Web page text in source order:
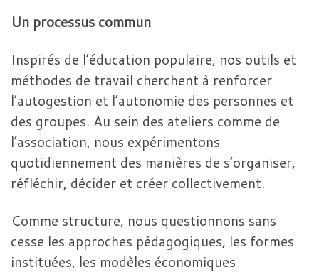
Un processus commun
Inspirés de l’éducation populaire, nos outils et
méthodes de travail cherchent à renforcer
l’autogestion et l’autonomie des personnes et
des groupes. Au sein des ateliers comme de
l’association, nous expérimentons
quotidiennement des manières de s’organiser,
réfléchir, décider et créer collectivement.
Comme structure, nous questionnons sans
cesse les approches pédagogiques, les formes
instituées, les modèles économiques